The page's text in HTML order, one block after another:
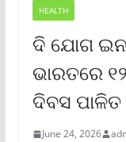
HEALTH
ଦି ଯୋଗ
ଭାରତରେ
ଦିବସ ପାଳିତ
June 24, 2026